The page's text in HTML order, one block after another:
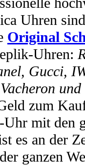
Uhren
Original
Uhren:
Gucci,
zum
mit den
es an der
ganzen